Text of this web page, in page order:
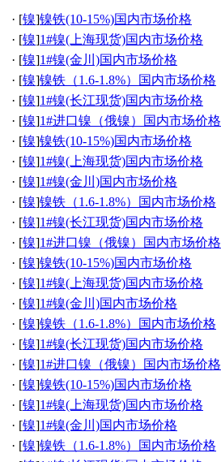
· [镍]镍铁(10-15%)国内市场价格
· [镍]1#镍(上海现货)国内市场价格
· [镍]1#镍(金川)国内市场价格
· [镍]镍铁（1.6-1.8%）国内市场价格
· [镍]1#镍(长江现货)国内市场价格
· [镍]1#进口镍（俄镍）国内市场价格
· [镍]镍铁(10-15%)国内市场价格
· [镍]1#镍(上海现货)国内市场价格
· [镍]1#镍(金川)国内市场价格
· [镍]镍铁（1.6-1.8%）国内市场价格
· [镍]1#镍(长江现货)国内市场价格
· [镍]1#进口镍（俄镍）国内市场价格
· [镍]镍铁(10-15%)国内市场价格
· [镍]1#镍(上海现货)国内市场价格
· [镍]1#镍(金川)国内市场价格
· [镍]镍铁（1.6-1.8%）国内市场价格
· [镍]1#镍(长江现货)国内市场价格
· [镍]1#进口镍（俄镍）国内市场价格
· [镍]镍铁(10-15%)国内市场价格
· [镍]1#镍(上海现货)国内市场价格
· [镍]1#镍(金川)国内市场价格
· [镍]镍铁（1.6-1.8%）国内市场价格